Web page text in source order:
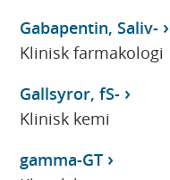
Gabapentin, Saliv-
Klinisk farmakologi
Gallsyror, fS-
Klinisk kemi
gamma-GT